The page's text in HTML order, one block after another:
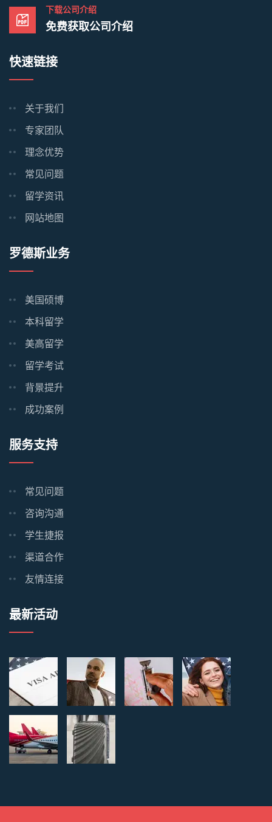
下载公司介绍
免费获取公司介绍
快速链接
关于我们
专家团队
理念优势
常见问题
留学资讯
网站地图
罗德斯业务
美国硕博
本科留学
美高留学
留学考试
背景提升
成功案例
服务支持
常见问题
咨询沟通
学生捷报
渠道合作
友情连接
最新活动